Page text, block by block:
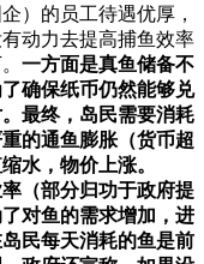
）的员工待遇优厚，
动力去提高捕鱼效率
一方面是真鱼储备不
了确保纸币仍然能够兑
最终，岛民需要消耗
的通鱼膨胀（货币超
水，物价上涨。
（部分归功于政府提
对鱼的需求增加，进
民每天消耗的鱼是前